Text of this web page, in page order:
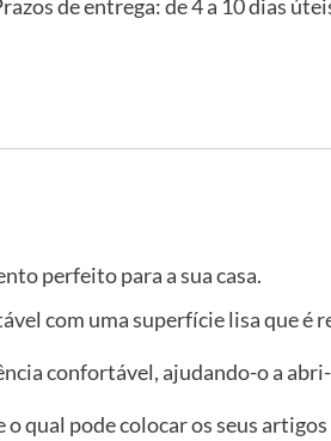
de entrega: de 4 a 10 dias
perfeito para a sua casa.
com uma superfície lisa que é
confortável, ajudando-o a
qual pode colocar os seus